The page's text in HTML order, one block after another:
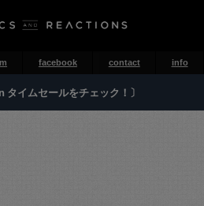
facebook contact info
タイムセールをチェック！〕